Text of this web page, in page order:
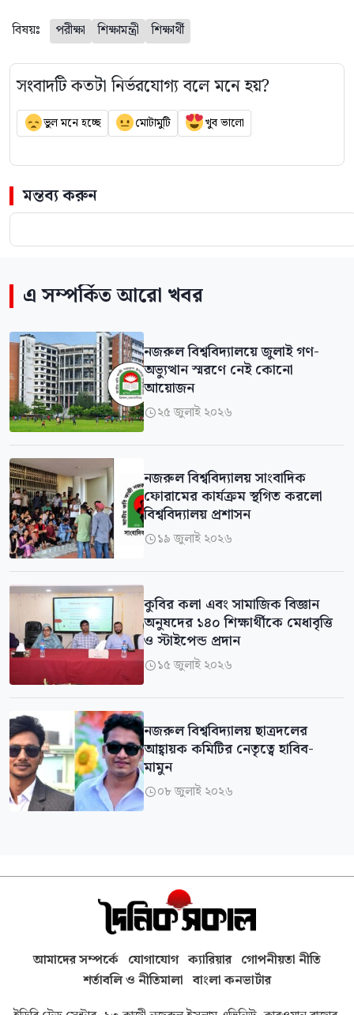
বিষয়ঃ পরীক্ষা শিক্ষামন্ত্রী শিক্ষার্থী
সংবাদটি কতটা নির্ভরযোগ্য বলে মনে হয়?
ভুল মনে হচ্ছে মোটামুটি খুব ভালো
মন্তব্য করুন
এ সম্পর্কিত আরো খবর
নজরুল বিশ্ববিদ্যালয়ে জুলাই গণ-
অভ্যুত্থান স্মরণে নেই কোনো
আয়োজন
২৫ জুলাই ২০২৬
নজরুল বিশ্ববিদ্যালয় সাংবাদিক
ফোরামের কার্যক্রম স্থগিত করলো
বিশ্ববিদ্যালয় প্রশাসন
১৯ জুলাই ২০২৬
কুবির কলা এবং সামাজিক বিজ্ঞান
অনুষদের ১৪০ শিক্ষার্থীকে মেধাবৃত্তি
ও স্টাইপেন্ড প্রদান
১৫ জুলাই ২০২৬
নজরুল বিশ্ববিদ্যালয় ছাত্রদলের
আহ্বায়ক কমিটির নেতৃত্বে হাবিব-
মামুন
০৮ জুলাই ২০২৬
আমাদের সম্পর্কে যোগাযোগ ক্যারিয়ার গোপনীয়তা নীতি
শর্তাবলি ও নীতিমালা বাংলা কনভার্টার